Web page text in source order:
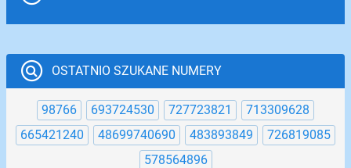
OSTATNIO SZUKANE NUMERY
98766 693724530 727723821
713309628
665421240
48699740690 483893849
726819085
578564896